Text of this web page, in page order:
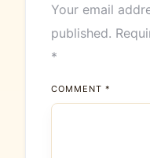
Your email
published.
*
COMMENT *